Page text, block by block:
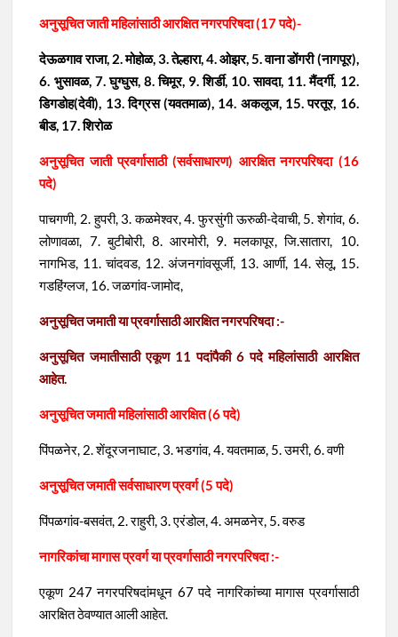
अनुसूचित जाती महिलांसाठी आरक्षित नगरपरिषदा (17 पदे)-
देऊळगाव राजा, 2. मोहोळ, 3. तेल्हारा, 4. ओझर, 5. वाना डोंगरी (नागपूर),
6. भुसावळ, 7. घुग्घुस, 8. चिमूर, 9. शिर्डी, 10. सावदा, 11. मैंदर्गी, 12.
डिगडोह(देवी), 13. दिग्रस (यवतमाळ), 14. अकलूज, 15. परतूर, 16.
बीड, 17. शिरोळ
अनुसूचित जाती प्रवर्गासाठी (सर्वसाधारण) आरक्षित नगरपरिषदा (16
पदे)
पाचगणी, 2. हुपरी, 3. कळमेश्वर, 4. फुरसुंगी ऊरुळी-देवाची, 5. शेगांव, 6.
लोणावळा, 7. बुटीबोरी, 8. आरमोरी, 9. मलकापूर, जि.सातारा, 10.
नागभिड, 11. चांदवड, 12. अंजनगांवसूर्जी, 13. आर्णी, 14. सेलू, 15.
गडहिंग्लज, 16. जळगांव-जामोद,
अनुसूचित जमाती या प्रवर्गासाठी आरक्षित नगरपरिषदा :-
अनुसूचित जमातीसाठी एकूण 11 पदांपैकी 6 पदे महिलांसाठी आरक्षित
आहेत.
अनुसूचित जमाती महिलांसाठी आरक्षित (6 पदे)
पिंपळनेर, 2. शेंदूरजनाघाट, 3. भडगांव, 4. यवतमाळ, 5. उमरी, 6. वणी
अनुसूचित जमाती सर्वसाधारण प्रवर्ग (5 पदे)
पिंपळगांव-बसवंत, 2. राहुरी, 3. एरंडोल, 4. अमळनेर, 5. वरुड
नागरिकांचा मागास प्रवर्ग या प्रवर्गासाठी नगरपरिषदा :-
एकूण 247 नगरपरिषदांमधून 67 पदे नागरिकांच्या मागास प्रवर्गासाठी
आरक्षित ठेवण्यात आली आहेत.